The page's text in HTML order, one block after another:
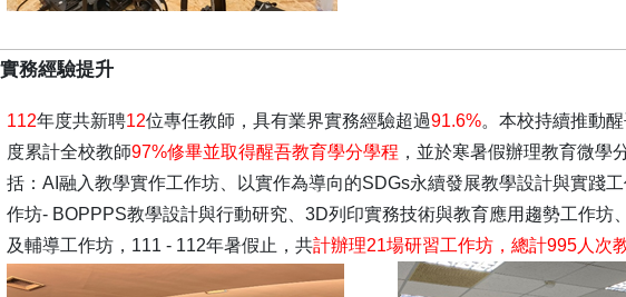
務經驗提升
112年度共新聘12位專任教師，具有業界實務經驗超過91.6%。本校持續推動
度累計全校教師97%修畢並取得醒吾教育學分學程 ，並於寒暑假辦理教育微學
括：AI融入教學實作工作坊、以實作為導向的SDGs永續發展教學設計與實踐
作坊- BOPPPS教學設計與行動研究、3D列印實務技術與教育應用趨勢工作坊
及輔導工作坊，111 - 112年暑假止，共計辦理21場研習工作坊，總計995人次